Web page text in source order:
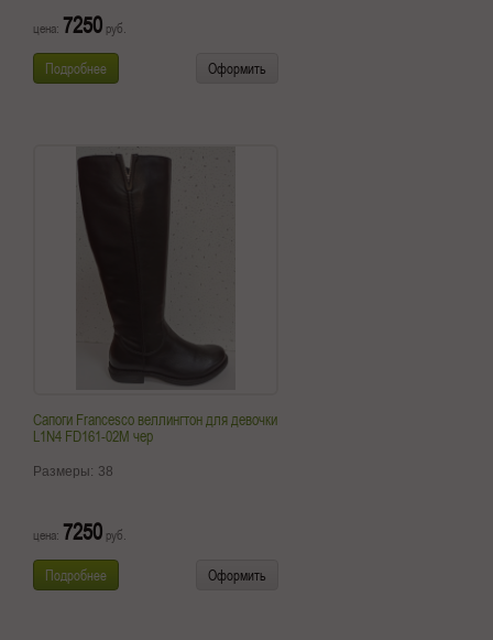
цена: 7250 руб.
Подробнее Оформить
Сапоги Francesco веллингтон для девочки
L1N4 FD161-02M чер
Размеры: 38
цена: 7250 руб.
Подробнее Оформить